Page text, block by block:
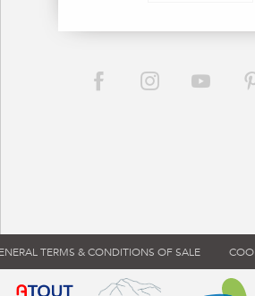
TERMS & CONDITIONS OF SALE